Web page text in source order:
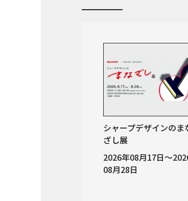
シャープデザインのま
ざし展
2026年08月17日～
08月28日